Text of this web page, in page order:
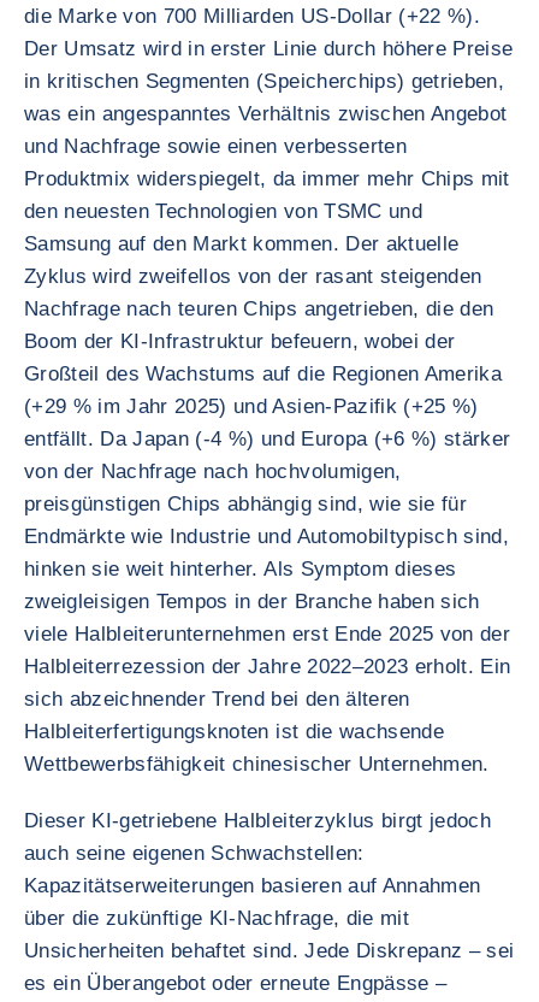
die Marke von 700 Milliarden US-Dollar (+22 %).
Der Umsatz wird in erster Linie durch höhere Preise
in kritischen Segmenten (Speicherchips) getrieben,
was ein angespanntes Verhältnis zwischen Angebot
und Nachfrage sowie einen verbesserten
Produktmix widerspiegelt, da immer mehr Chips mit
den neuesten Technologien von TSMC und
Samsung auf den Markt kommen. Der aktuelle
Zyklus wird zweifellos von der rasant steigenden
Nachfrage nach teuren Chips angetrieben, die den
Boom der KI-Infrastruktur befeuern, wobei der
Großteil des Wachstums auf die Regionen Amerika
(+29 % im Jahr 2025) und Asien-Pazifik (+25 %)
entfällt. Da Japan (-4 %) und Europa (+6 %) stärker
von der Nachfrage nach hochvolumigen,
preisgünstigen Chips abhängig sind, wie sie für
Endmärkte wie Industrie und Automobiltypisch sind,
hinken sie weit hinterher. Als Symptom dieses
zweigleisigen Tempos in der Branche haben sich
viele Halbleiterunternehmen erst Ende 2025 von der
Halbleiterrezession der Jahre 2022–2023 erholt. Ein
sich abzeichnender Trend bei den älteren
Halbleiterfertigungsknoten ist die wachsende
Wettbewerbsfähigkeit chinesischer Unternehmen.
Dieser KI-getriebene Halbleiterzyklus birgt jedoch
auch seine eigenen Schwachstellen:
Kapazitätserweiterungen basieren auf Annahmen
über die zukünftige KI-Nachfrage, die mit
Unsicherheiten behaftet sind. Jede Diskrepanz – sei
es ein Überangebot oder erneute Engpässe –